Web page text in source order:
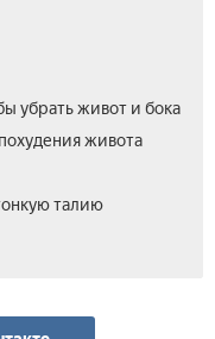
убрать живот и бока
живота
талию